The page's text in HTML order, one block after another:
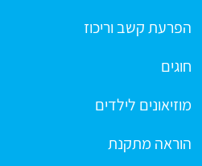
הפרעת קשב וריכוז
חוגים
מוזיאונים לילדים
הוראה מתקנת